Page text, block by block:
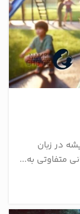
در زبان
متفاوتی به...